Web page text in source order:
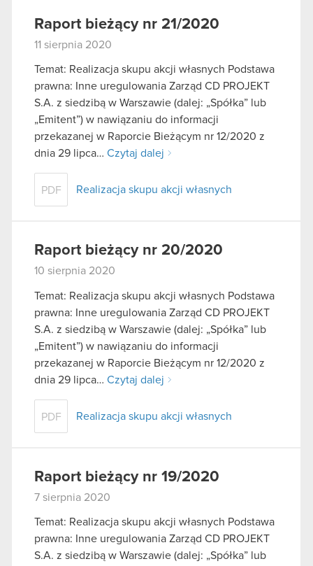
Raport bieżący nr 21/2020
11 sierpnia 2020
Temat: Realizacja skupu akcji własnych Podstawa
prawna: Inne uregulowania Zarząd CD PROJEKT
S.A. z siedzibą w Warszawie (dalej: „Spółka” lub
„Emitent”) w nawiązaniu do informacji
przekazanej w Raporcie Bieżącym nr 12/2020 z
dnia 29 lipca… Czytaj dalej
PDF Realizacja skupu akcji własnych
Raport bieżący nr 20/2020
10 sierpnia 2020
Temat: Realizacja skupu akcji własnych Podstawa
prawna: Inne uregulowania Zarząd CD PROJEKT
S.A. z siedzibą w Warszawie (dalej: „Spółka” lub
„Emitent”) w nawiązaniu do informacji
przekazanej w Raporcie Bieżącym nr 12/2020 z
dnia 29 lipca… Czytaj dalej
PDF Realizacja skupu akcji własnych
Raport bieżący nr 19/2020
7 sierpnia 2020
Temat: Realizacja skupu akcji własnych Podstawa
prawna: Inne uregulowania Zarząd CD PROJEKT
S.A. z siedzibą w Warszawie (dalej: „Spółka” lub